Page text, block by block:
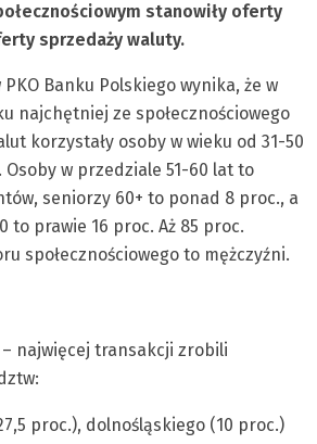
stanowiły oferty
sprzedaży waluty.
Banku Polskiego wynika, że w
najchętniej ze społecznościowego
korzystały osoby w wieku od 31-50
w przedziale 51-60 lat to
seniorzy 60+ to ponad 8 proc., a
to prawie 16 proc. Aż 85 proc.
społecznościowego to mężczyźni.
najwięcej transakcji zrobili
proc.), dolnośląskiego (10 proc.)